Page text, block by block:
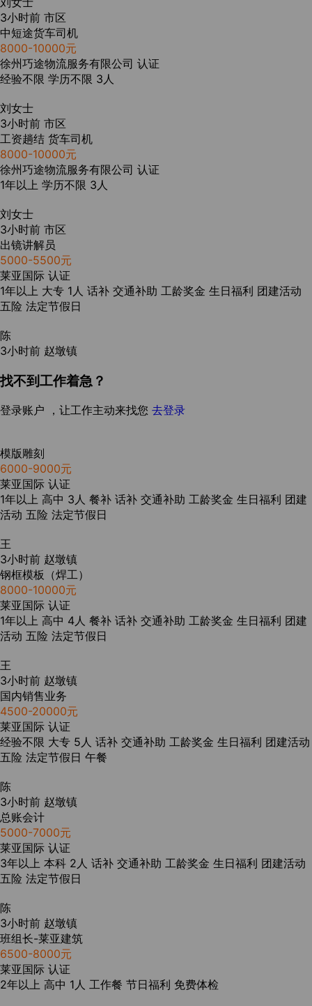
3小时前 市区
中短途货车司机
8000-10000元
徐州巧途物流服务有限公司 认证
经验不限 学历不限 3人
刘女士
3小时前 市区
工资趟结 货车司机
8000-10000元
徐州巧途物流服务有限公司 认证
1年以上 学历不限 3人
刘女士
3小时前 市区
出镜讲解员
5000-5500元
莱亚国际 认证
1年以上 大专 1人 话补 交通补助 工龄奖金 生日福利 团建活动
五险 法定节假日
陈
3小时前 赵墩镇
找不到工作着急？
登录账户 ，让工作主动来找您 去登录
模版雕刻
6000-9000元
莱亚国际 认证
1年以上 高中 3人 餐补 话补 交通补助 工龄奖金 生日福利 团建
活动 五险 法定节假日
王
3小时前 赵墩镇
钢框模板（焊工）
8000-10000元
莱亚国际 认证
1年以上 高中 4人 餐补 话补 交通补助 工龄奖金 生日福利 团建
活动 五险 法定节假日
王
3小时前 赵墩镇
国内销售业务
4500-20000元
莱亚国际 认证
经验不限 大专 5人 话补 交通补助 工龄奖金 生日福利 团建活动
五险 法定节假日 午餐
陈
3小时前 赵墩镇
总账会计
5000-7000元
莱亚国际 认证
3年以上 本科 2人 话补 交通补助 工龄奖金 生日福利 团建活动
五险 法定节假日
陈
3小时前 赵墩镇
班组长-莱亚建筑
6500-8000元
莱亚国际 认证
2年以上 高中 1人 工作餐 节日福利 免费体检